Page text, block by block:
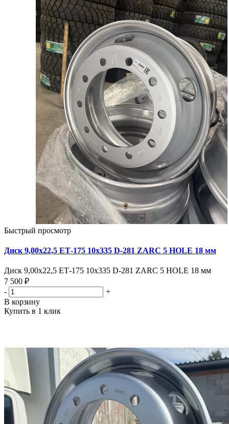
Быстрый просмотр
Диск 9,00х22,5 ЕТ-175 10х335 D-281 ZARC 5 HOLE 18 мм
Диск 9,00х22,5 ЕТ-175 10х335 D-281 ZARC 5 HOLE 18 мм
7 500 ₽
-
+
В корзину
Купить в 1 клик